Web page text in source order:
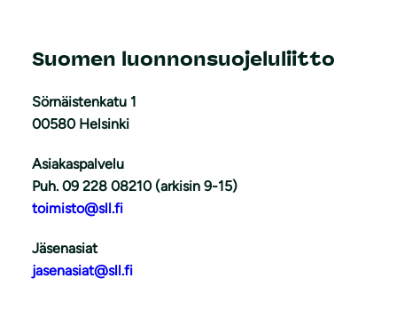
Suomen luonnonsuojeluliitto
Sörnäistenkatu 1
00580 Helsinki
Asiakaspalvelu
Puh. 09 228 08210 (arkisin 9-15)
toimisto@sll.fi
Jäsenasiat
jasenasiat@sll.fi